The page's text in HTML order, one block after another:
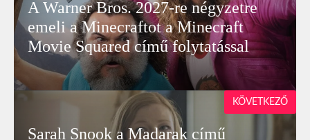
A Warner Bros. 2027-re négyzetre
emeli a Minecraftot a Minecraft
Movie Squared című folytatással
Sarah Snook a Madarak című
KÖVETKEZŐ